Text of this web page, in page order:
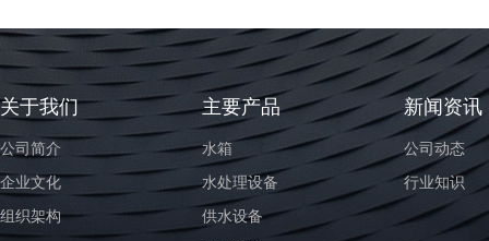
关于我们
公司简介
企业文化
组织架构
主要产品
水箱
水处理设备
供水设备
新闻资讯
公司动态
行业知识